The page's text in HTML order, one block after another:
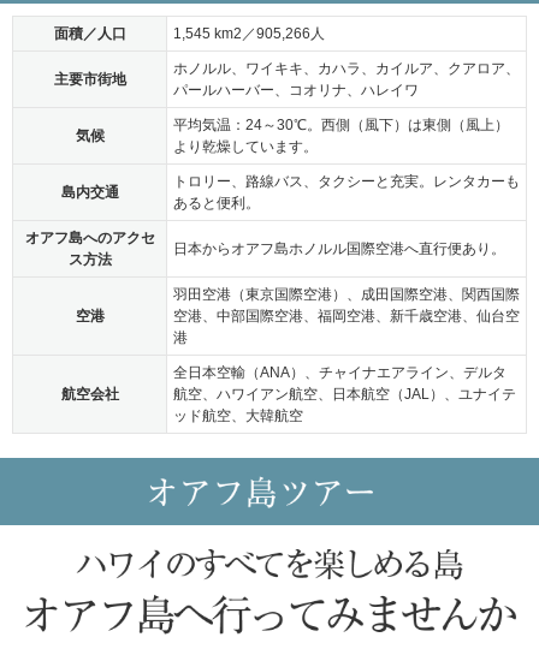
面積／人口 1,545 km2／905,266人
主要市街地
ホノルル、ワイキキ、カハラ、カイルア、クアロア、
パールハーバー、コオリナ、ハレイワ
気候
平均気温：24～30℃。西側（風下）は東側（風上）
より乾燥しています。
島内交通
トロリー、路線バス、タクシーと充実。レンタカーも
あると便利。
オアフ島へのアクセ
ス方法
日本からオアフ島ホノルル国際空港へ直行便あり。
空港
羽田空港（東京国際空港）、成田国際空港、関西国際
空港、中部国際空港、福岡空港、新千歳空港、仙台空
港
航空会社
全日本空輸（ANA）、チャイナエアライン、デルタ
航空、ハワイアン航空、日本航空（JAL）、ユナイテ
ッド航空、大韓航空